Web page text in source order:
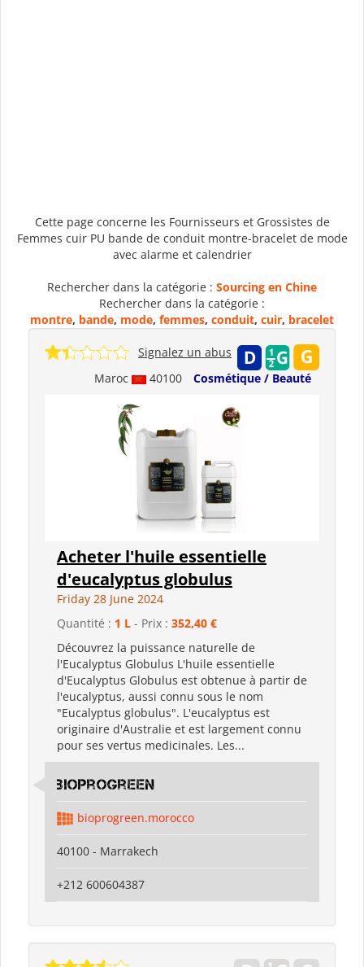
Cette page concerne les Fournisseurs et Grossistes de
Femmes cuir PU bande de conduit montre-bracelet de mode
avec alarme et calendrier
Rechercher dans la catégorie : Sourcing en Chine
Rechercher dans la catégorie :
montre, bande, mode, femmes, conduit, cuir, bracelet
Maroc 40100 Cosmétique / Beauté
Signalez un abus
Acheter l'huile essentielle
d'eucalyptus globulus
Friday 28 June 2024
Quantité : 1 L - Prix : 352,40 €
Découvrez la puissance naturelle de
l'Eucalyptus Globulus L'huile essentielle
d'Eucalyptus Globulus est obtenue à partir de
l'eucalyptus, aussi connu sous le nom
"Eucalyptus globulus". L'eucalyptus est
originaire d'Australie et est largement connu
pour ses vertus medicinales. Les...
bioprogreen
bioprogreen.morocco
40100 - Marrakech
+212 600604387